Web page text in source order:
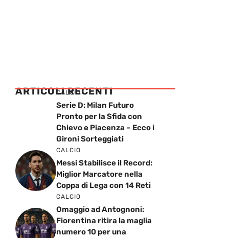
ARTICOLI RECENTI
CALCIO
Serie D: Milan Futuro
Pronto per la Sfida con
Chievo e Piacenza – Ecco i
Gironi Sorteggiati
CALCIO
Messi Stabilisce il Record:
Miglior Marcatore nella
Coppa di Lega con 14 Reti
CALCIO
Omaggio ad Antognoni:
Fiorentina ritira la maglia
numero 10 per una